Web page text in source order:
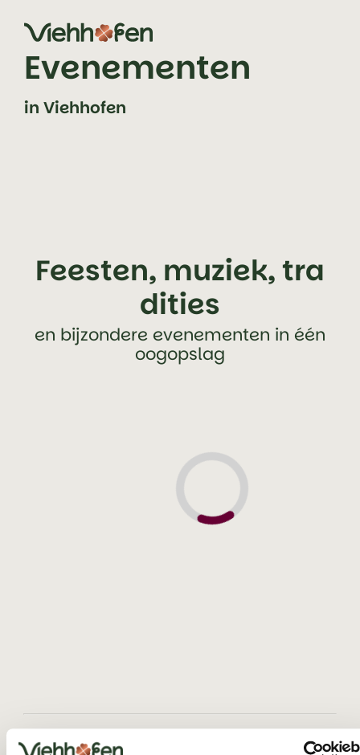
Zum Inhalt springen (Alt+0)
Zum Hauptmenü springen (Alt+1)
Evenementen
in Viehhofen
Feesten, muziek, tra
dities
en bijzondere evenementen in één
oogopslag